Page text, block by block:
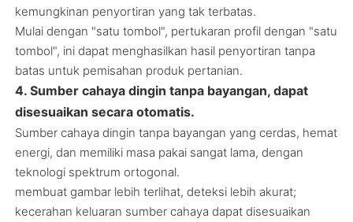
kemungkinan penyortiran yang tak terbatas.
Mulai dengan "satu tombol", pertukaran profil dengan "satu
tombol", ini dapat menghasilkan hasil penyortiran tanpa
batas untuk pemisahan produk pertanian.
4. Sumber cahaya dingin tanpa bayangan, dapat
disesuaikan secara otomatis.
Sumber cahaya dingin tanpa bayangan yang cerdas, hemat
energi, dan memiliki masa pakai sangat lama, dengan
teknologi spektrum ortogonal.
membuat gambar lebih terlihat, deteksi lebih akurat;
kecerahan keluaran sumber cahaya dapat disesuaikan